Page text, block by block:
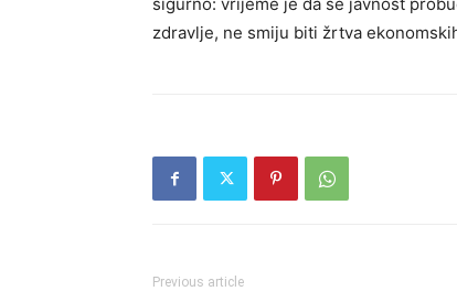
zdravlje, ne smiju biti žrtva
Previous article